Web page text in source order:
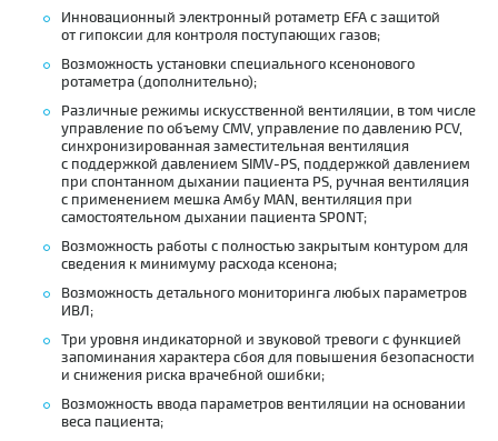
Инновационный электронный ротаметр EFA с защитой
от гипоксии для контроля поступающих газов;
Возможность установки специального ксенонового
ротаметра (дополнительно);
Различные режимы искусственной вентиляции, в том числе
управление по объему CMV, управление по давлению PCV,
синхронизированная заместительная вентиляция
с поддержкой давлением SIMV-PS, поддержкой давлением
при спонтанном дыхании пациента PS, ручная вентиляция
с применением мешка Амбу MAN, вентиляция при
самостоятельном дыхании пациента SPONT;
Возможность работы с полностью закрытым контуром для
сведения к минимуму расхода ксенона;
Возможность детального мониторинга любых параметров
ИВЛ;
Три уровня индикаторной и звуковой тревоги с функцией
запоминания характера сбоя для повышения безопасности
и снижения риска врачебной ошибки;
Возможность ввода параметров вентиляции на основании
веса пациента;